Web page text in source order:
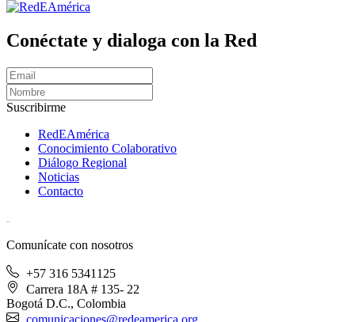
Conéctate y dialoga con la Red
Suscribirme
RedEAmérica
Conocimiento Colaborativo
Diálogo Regional
Noticias
Contacto
Comunícate con nosotros
+57 316 5341125
Carrera 18A # 135- 22
Bogotá D.C., Colombia
comunicaciones@redeamerica.org